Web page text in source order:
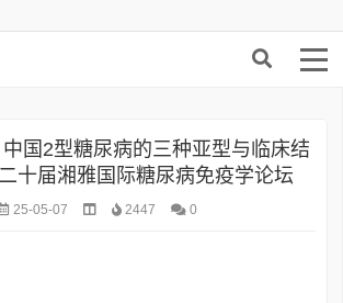
国2型糖尿病的三种亚型与临床结
十届湘雅国际糖尿病免疫学论坛
25-05-07 2447 0